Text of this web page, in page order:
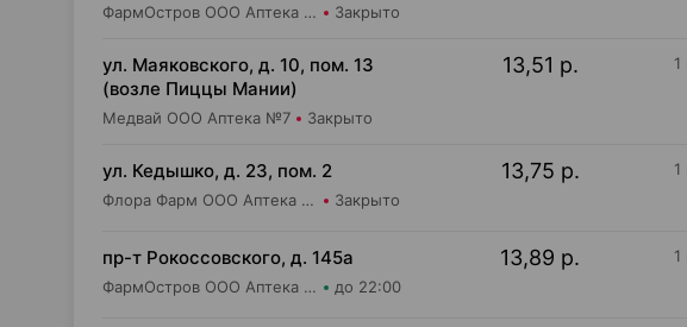
ФармОстров ООО Аптека №16 на Одинцова Закрыто
ул. Маяковского, д. 10, пом. 13
(возле Пиццы Мании)
Медвай ООО Аптека №7 Закрыто
13,51 р. 1
ул. Кедышко, д. 23, пом. 2
Флора Фарм ООО Аптека №21 Закрыто
13,75 р. 1
пр-т Рокоссовского, д. 145а
ФармОстров ООО Аптека №9 на Рокоссовского до 22:00
13,89 р. 1